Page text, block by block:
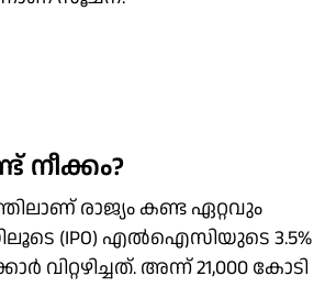
രാജ്യം കണ്ട ഏറ്റവും
(IPO) എല്‍ഐസിയുടെ 3.5%
വിറ്റഴിച്ചത്. അന്ന് 21,000 കോടി